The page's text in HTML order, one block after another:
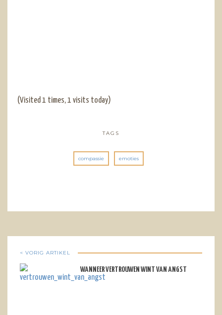
(Visited 1 times, 1 visits today)
TAGS
compassie emoties
< VORIG ARTIKEL
WANNEER VERTROUWEN WINT VAN ANGST